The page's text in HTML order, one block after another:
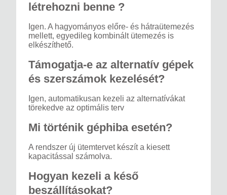
létrehozni benne ?
Igen. A hagyományos előre- és hátraütemezés
mellett, egyedileg kombinált ütemezés is
elkészíthető.
Támogatja-e az alternatív gépek
és szerszámok kezelését?
Igen, automatikusan kezeli az alternatívákat
törekedve az optimális terv
Mi történik géphiba esetén?
A rendszer új ütemtervet készít a kiesett
kapacitással számolva.
Hogyan kezeli a késő
beszállításokat?